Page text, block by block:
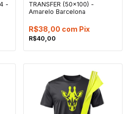
-
TRANSFER (50x100) -
Amarelo Barcelona
R$40,00
R$38,00 com Pix